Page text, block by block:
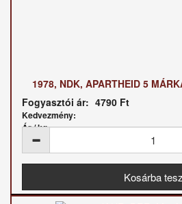
1978, NDK, APARTHEID 5
Fogyasztói ár: 4790 Ft
Kedvezmény:
Ár / kg: